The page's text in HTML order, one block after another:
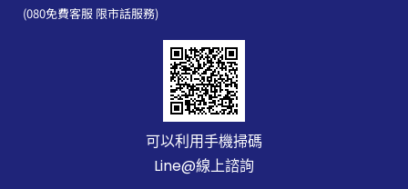
(080免費客服 限市話服務)
可以利用手機掃碼
Line@線上諮詢